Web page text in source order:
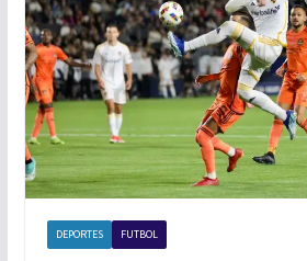
TORNEO DE PAINTBALL
BOXEO INTERNACIONAL
XOLOS LOGRA TRES PUNTOS
DEPORTES FUTBOL